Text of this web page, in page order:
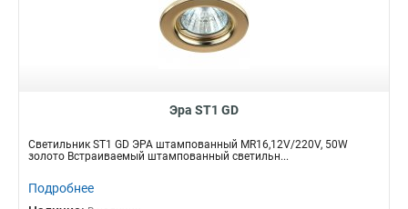
Эра ST1 GD
Светильник ST1 GD ЭРА штампованный MR16,12V/220V, 50W
золото Встраиваемый штампованный светильн...
Подробнее